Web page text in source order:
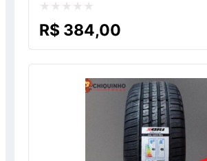
Avaliação
R$ 384,00